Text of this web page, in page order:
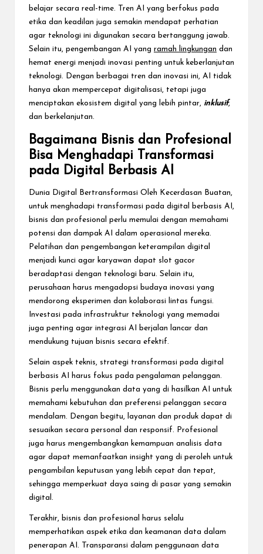
belajar secara real-time. Tren AI yang berfokus pada
etika dan keadilan juga semakin mendapat perhatian
agar teknologi ini digunakan secara bertanggung jawab.
Selain itu, pengembangan AI yang ramah lingkungan dan
hemat energi menjadi inovasi penting untuk keberlanjutan
teknologi. Dengan berbagai tren dan inovasi ini, AI tidak
hanya akan mempercepat digitalisasi, tetapi juga
menciptakan ekosistem digital yang lebih pintar, inklusif,
dan berkelanjutan.
Bagaimana Bisnis dan Profesional
Bisa Menghadapi Transformasi
pada Digital Berbasis AI
Dunia Digital Bertransformasi Oleh Kecerdasan Buatan,
untuk menghadapi transformasi pada digital berbasis AI,
bisnis dan profesional perlu memulai dengan memahami
potensi dan dampak AI dalam operasional mereka.
Pelatihan dan pengembangan keterampilan digital
menjadi kunci agar karyawan dapat slot gacor
beradaptasi dengan teknologi baru. Selain itu,
perusahaan harus mengadopsi budaya inovasi yang
mendorong eksperimen dan kolaborasi lintas fungsi.
Investasi pada infrastruktur teknologi yang memadai
juga penting agar integrasi AI berjalan lancar dan
mendukung tujuan bisnis secara efektif.
Selain aspek teknis, strategi transformasi pada digital
berbasis AI harus fokus pada pengalaman pelanggan.
Bisnis perlu menggunakan data yang di hasilkan AI untuk
memahami kebutuhan dan preferensi pelanggan secara
mendalam. Dengan begitu, layanan dan produk dapat di
sesuaikan secara personal dan responsif. Profesional
juga harus mengembangkan kemampuan analisis data
agar dapat memanfaatkan insight yang di peroleh untuk
pengambilan keputusan yang lebih cepat dan tepat,
sehingga memperkuat daya saing di pasar yang semakin
digital.
Terakhir, bisnis dan profesional harus selalu
memperhatikan aspek etika dan keamanan data dalam
penerapan AI. Transparansi dalam penggunaan data